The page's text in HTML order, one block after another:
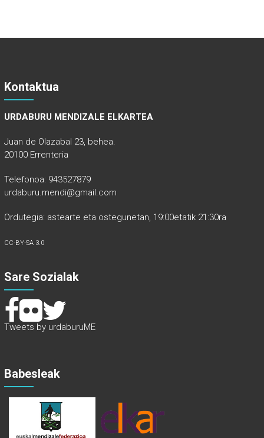
Kontaktua
URDABURU MENDIZALE ELKARTEA
Juan de Olazabal 23, behea.
20100 Errenteria
Telefonoa: 943527879
urdaburu.mendi@gmail.com
Ordutegia: astearte eta ostegunetan, 19:00etatik 21:30ra
CC-BY-SA 3.0
Sare Sozialak
Tweets by urdaburuME
Babesleak